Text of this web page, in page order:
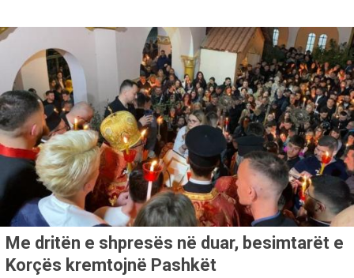
Me dritën e shpresës në duar, besimtarët e
Korçës kremtojnë Pashkët